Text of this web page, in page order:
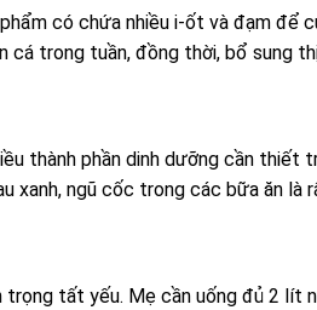
có chứa nhiều i-ốt và đạm để
cá trong tuần, đồng thời, bổ sung
thành phần dinh dưỡng cần thiết
xanh, ngũ cốc trong các bữa ăn là
trọng tất yếu. Mẹ cần uống đủ 2 lít